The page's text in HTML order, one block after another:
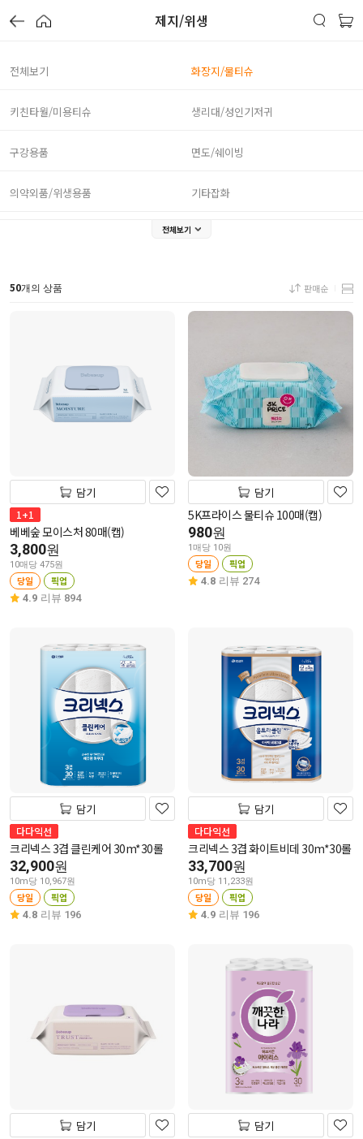
제지/위생
전체보기 화장지/물티슈
키친타월/미용티슈 생리대/성인기저귀
구강용품 면도/쉐이빙
의약외품/위생용품 기타잡화
전체보기
50개의 상품 판매순
담기
1+1
베베숲 모이스처 80매(캡)
3,800원
10매당 475원
당일 픽업
4.9 리뷰 894
담기
5K프라이스 물티슈 100매(캡)
980원
1매당 10원
당일 픽업
4.8 리뷰 274
담기
다다익선
크리넥스 3겹 클린케어 30m*30롤
32,900원
10m당 10,967원
당일 픽업
4.8 리뷰 196
담기
다다익선
크리넥스 3겹 화이트비데 30m*30롤
33,700원
10m당 11,233원
당일 픽업
4.9 리뷰 196
담기 담기